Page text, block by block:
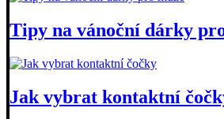
Tipy na vánoční dárky
Jak vybrat kontaktní